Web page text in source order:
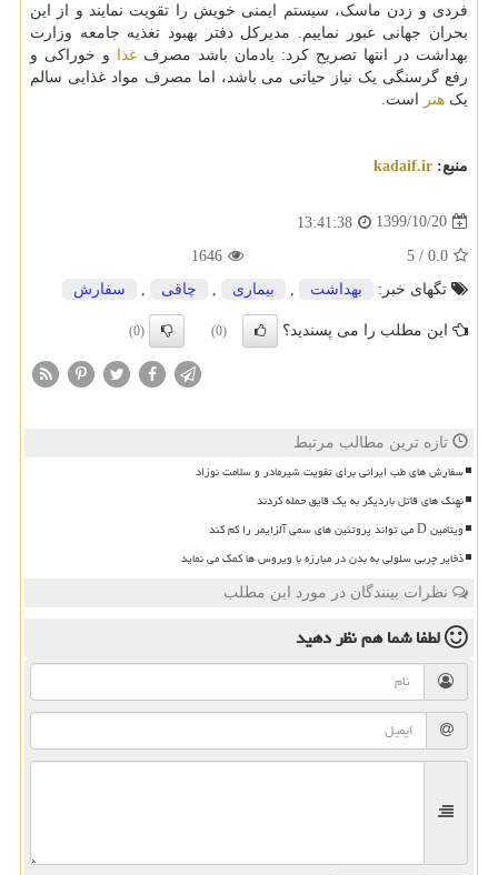
فردی و زدن ماسک، سیستم ایمنی خویش را تقویت نمایند و از این
بحران جهانی عبور نماییم. مدیرکل دفتر بهبود تغذیه جامعه وزارت
بهداشت در انتها تصریح کرد: یادمان باشد مصرف غذا
و خوراکی و
رفع گرسنگی یک نیاز حیاتی می باشد، اما مصرف مواد غذایی سالم
یک هنر است.
منبع: kadaif.ir
1399/10/20
13:41:38
0.0
/
5
1646
تگهای خبر:
بهداشت بیماری چاقی سفارش
این مطلب را می پسندید؟ (0)
(0)
تازه ترین مطالب مرتبط
سفارش های طب ایرانی برای تقویت شیرمادر و سلامت نوزاد
نهنگ های قاتل باردیگر به یک قایق حمله کردند
ویتامین D می تواند پروتئین های سمی آلزایمر را کم کند
ذخایر چربی سلولی به بدن در مبارزه با ویروس ها کمک می نماید
نظرات بینندگان در مورد این مطلب
لطفا شما همنظر دهید